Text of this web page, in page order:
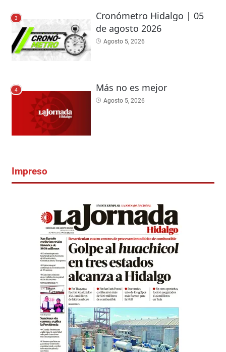
3
Cronómetro Hidalgo | 05
de agosto 2026
Agosto 5, 2026
4 Más no es mejor
Agosto 5, 2026
Impreso